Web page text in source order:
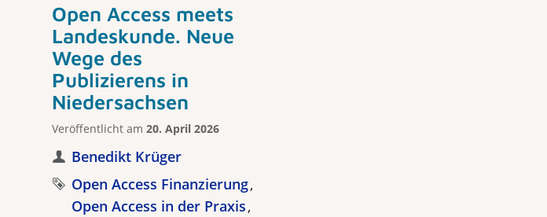
Open Access meets
Landeskunde. Neue
Wege des
Publizierens in
Niedersachsen
Veröffentlicht am 20. April 2026
Benedikt Krüger
Open Access Finanzierung
Open Access in der Praxis